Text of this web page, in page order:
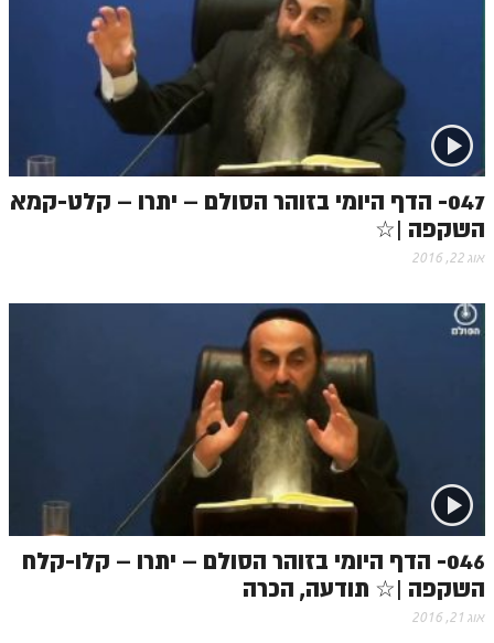
זוהר אחרי מות למתקדמים
הזוהר הקדוש – קדושים למתחילים
הזוהר הקדוש – קדושים למתקדמים
ספר הזוהר אמור השקפה
הזוהר הקדוש פרשת בהר למתחילים
זוהר בחוקותי למתחילים
זוהר הקדוש בחוקותי למתקדמים
זוהר במדבר מתחילים
זוהר נשא למתחילים
זוהר נשא למתקדמים
זוהר בהעלותך למתחילים
047- הדף היומי בזוהר הסולם – יתרו – קלט-קמא
השקפה |☆
אוג 22, 2016
046- הדף היומי בזוהר הסולם – יתרו – קלו-קלח
השקפה |☆ תודעה, הכרה
אוג 21, 2016